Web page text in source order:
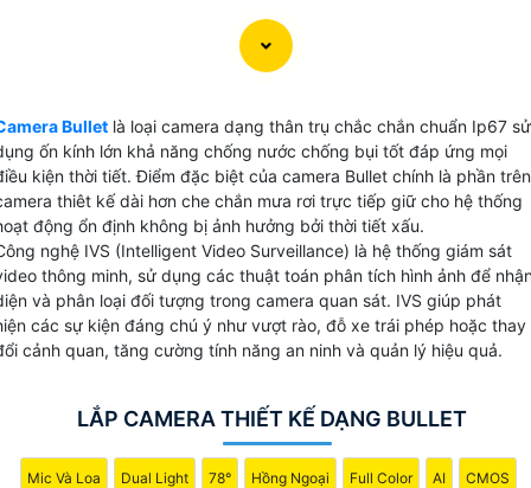
đêm. Camera Bullet thường được ứng dụng cho công
ngoại trời như nhà xưởng khu công nghiệp hoặc giám
và tỏa nhiệt cao camera Bullet này thực sự là sự lựa
đáng tin cậy cho nhu cầu giám sát ngoại trời của bạn.
Bullet là loại camera dạng thân trụ chắc chắn chuẩn Ip67 sử
ốn kính lớn khả năng chống nước chống bụi tốt đáp ứng mọi
kiện thời tiết. Điểm đặc biệt của camera Bullet chính là phần trên
thiêt kế dài hơn che chắn mưa rơi trực tiếp giữ cho hệ thống
động ổn định không bị ảnh hưởng bởi thời tiết xấu.
nghệ IVS (Intelligent Video Surveillance) là hệ thống giám sát
thông minh, sử dụng các thuật toán phân tích hình ảnh để
và phân loại đối tượng trong camera quan sát. IVS giúp phát
các sự kiện đáng chú ý như vượt rào, đỗ xe trái phép hoặc thay
cảnh quan, tăng cường tính năng an ninh và quản lý hiệu quả.
LẮP CAMERA THIẾT KẾ DẠNG BULLET
Mic Và Loa Dual Light 78° Hồng Ngoại Full Color AI CMOS